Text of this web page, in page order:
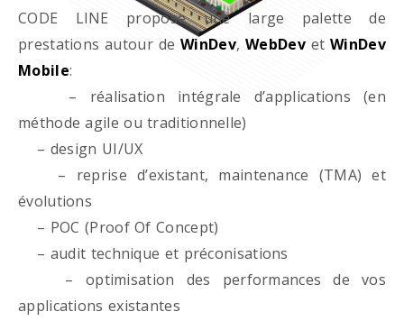
CODE LINE propose une large palette de
prestations autour deWinDev,WebDevet WinDev
Mobile:
– réalisation intégrale d’applications (en
méthode agile ou traditionnelle)
– design UI/UX
– reprise d’existant, maintenance (TMA) et
évolutions
– POC (Proof Of Concept)
– audit technique et préconisations
– optimisation des performances de vos
applications existantes